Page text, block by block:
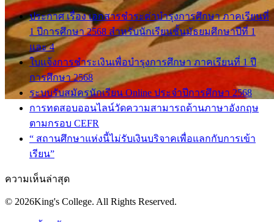
ประกาศ เรื่อง เอกสารชำระค่าบำรุงการศึกษา ภาคเรียนที่
1 ปีการศึกษา 2568 สำหรับนักเรียนชั้นมัธยมศึกษาปีที่ 1
และ 4
ใบแจ้งการชำระเงินเพื่อบำรุงการศึกษา ภาคเรียนที่ 1 ปี
การศึกษา 2568
ระบบรับสมัครนักเรียน Online ประจำปีการศึกษา 2568
การทดสอบออนไลน์วัดความสามารถด้านภาษาอังกฤษ
ตามกรอบ CEFR
“ สถานศึกษาแห่งนี้ไม่รับเงินบริจาคเพื่อแลกกับการเข้า
เรียน”
ความเห็นล่าสุด
© 2026King's College. All Rights Reserved.